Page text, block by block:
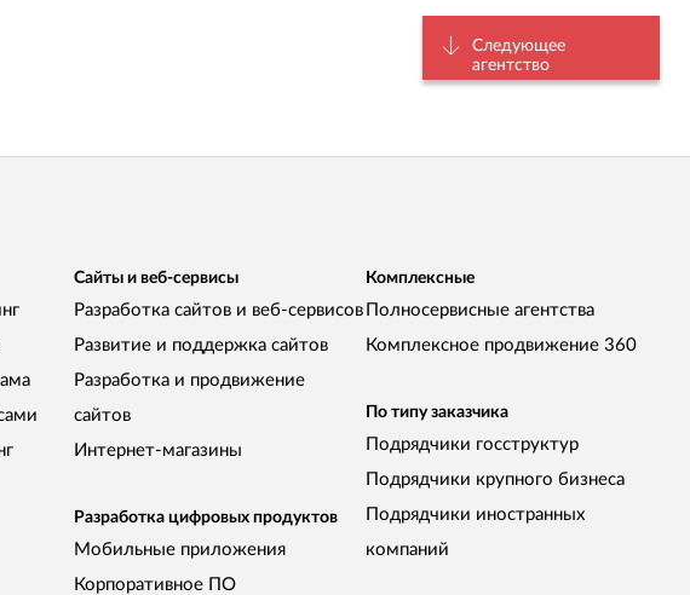
Следующее
агентство
Сайты и веб-сервисы
Разработка сайтов и веб-сервисов
Развитие и поддержка сайтов
Разработка и продвижение
сайтов
Интернет-магазины
Разработка цифровых продуктов
Мобильные приложения
Корпоративное ПО
Комплексные
Полносервисные агентства
Комплексное продвижение 360
По типу заказчика
Подрядчики госструктур
Подрядчики крупного бизнеса
Подрядчики иностранных
компаний